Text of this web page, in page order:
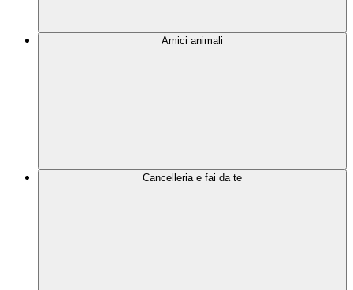
Amici animali
Cancelleria e fai da te